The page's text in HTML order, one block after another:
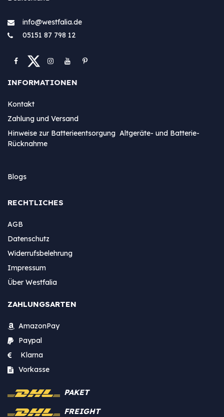
info@westfa​lia.de
05151 87 798 12
INFORMATIONEN
Kontakt
Zahlung und Versand
Hinweise zur Batterieentsorgung Altgeräte- und Batterie-
Rücknahme
Blogs
RECHTLICHES
AGB
Datenschutz
Widerrufsbelehrung
Impressum
Über Westfalia
ZAHLUNGSARTEN
AmazonPay
Paypal
Klarna
Vorkasse
PAKET
FREIGHT